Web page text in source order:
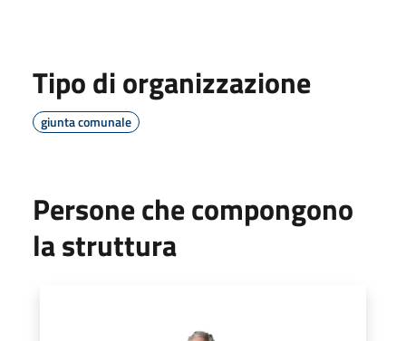
Tipo di organizzazione
giunta comunale
Persone che compongono
la struttura